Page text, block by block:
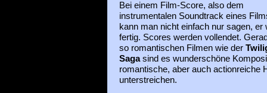
Bei einem Film-Score, also dem
instrumentalen Soundtrack eines
kann man nicht einfach nur sagen, er
fertig. Scores werden vollendet.
so romantischen Filmen wie der
Sagasind es wunderschöne
romantische, aber auch actionreiche
unterstreichen.